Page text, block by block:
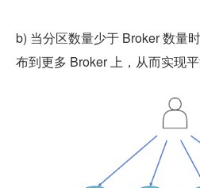
b) 当分区数量少于 Broker 数量
布到更多 Broker 上，从而实现平